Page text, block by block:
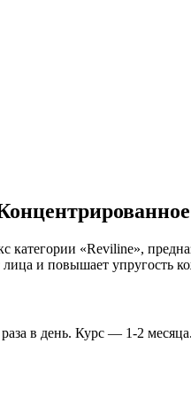
«Reviline»,
и повышает упругость
в день. Курс — 1-2